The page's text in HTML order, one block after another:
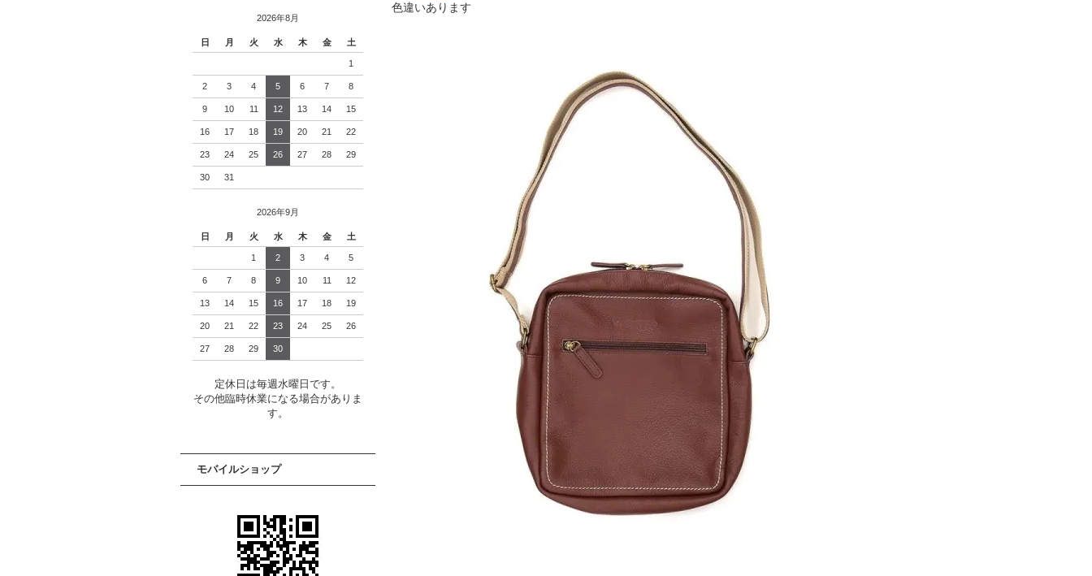
色違いあります
2026年8月
日 月 火 水 木 金 土
1
2 3 4 5 6 7 8
9 10 11 12 13 14 15
16 17 18 19 20 21 22
23 24 25 26 27 28 29
30 31
2026年9月
日 月 火 水 木 金 土
1 2 3 4 5
6 7 8 9 10 11 12
13 14 15 16 17 18 19
20 21 22 23 24 25 26
27 28 29 30
定休日は毎週水曜日です。
その他臨時休業になる場合がありま
す。
モバイルショップ